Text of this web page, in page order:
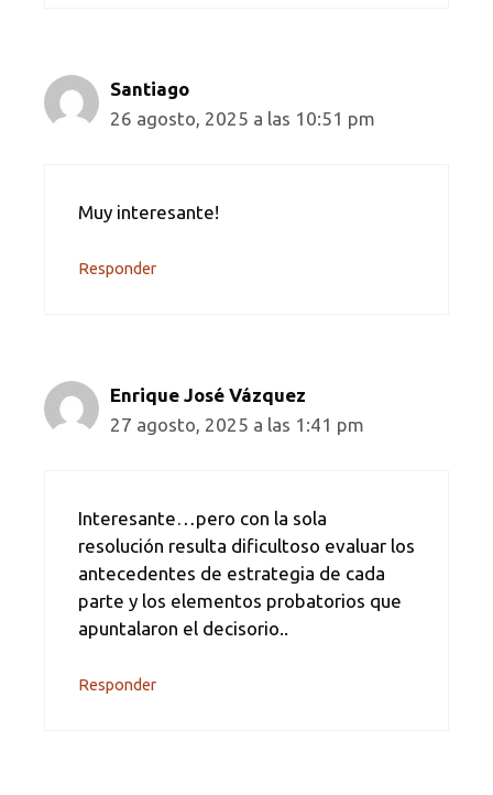
Santiago
26 agosto, 2025 a las 10:51 pm
Muy interesante!
Responder
Enrique José Vázquez
27 agosto, 2025 a las 1:41 pm
Interesante…pero con la sola
resolución resulta dificultoso evaluar los
antecedentes de estrategia de cada
parte y los elementos probatorios que
apuntalaron el decisorio..
Responder